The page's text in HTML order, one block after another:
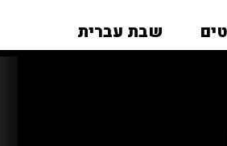
שבת עברית